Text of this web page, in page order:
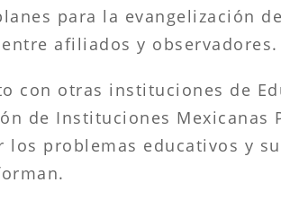
para la evangelización
afiliados y observadores.
con otras instituciones de
de Instituciones Mexicanas
los problemas educativos y